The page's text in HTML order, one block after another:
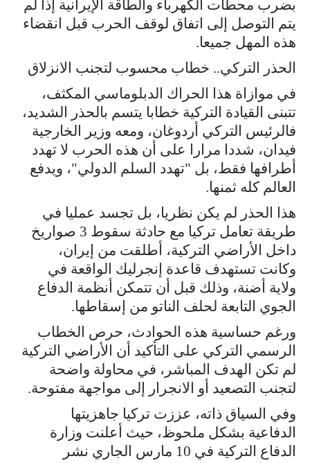
بضرب محطات الكهرباء والطاقة الإيرانية إذا لم
يتم التوصل إلى اتفاق لوقف الحرب قبل انقضاء
هذه المهل جميعا.
الحذر التركي.. خطاب محسوب لتجنب الانزلاق
في موازاة هذا الحراك الدبلوماسي المكثف،
تتبنى القيادة التركية خطابا يتسم بالحذر الشديد،
فالرئيس التركي أردوغان، ومعه وزير الخارجية
فيدان، شددا مرارا على أن هذه الحرب لا تهدد
أطرافها فقط، بل "تهدد السلم الدولي"، ويدفع
العالم كله ثمنها.
هذا الحذر لم يكن نظريا، بل تجسد عمليا في
طريقة تعامل تركيا مع حادثة سقوط 3 صواريخ
داخل الأراضي التركية، أطلقت من إيران،
وكانت تستهدف قاعدة إنجرليك الواقعة في
ولاية أضنة، وذلك قبل أن تتمكن أنظمة الدفاع
الجوي التابعة لحلف الناتو من إسقاطها.
ورغم حساسية هذه الحوادث، حرص الخطاب
الرسمي التركي على التأكيد أن الأراضي التركية
لم تكن الهدف المباشر، في محاولة واضحة
لتجنب التصعيد أو الانجرار إلى مواجهة مفتوحة.
وفي السياق ذاته، عززت تركيا جاهزيتها
الدفاعية بشكل ملحوظ، حيث أعلنت وزارة
الدفاع التركية في 10 مارس الجاري نشر